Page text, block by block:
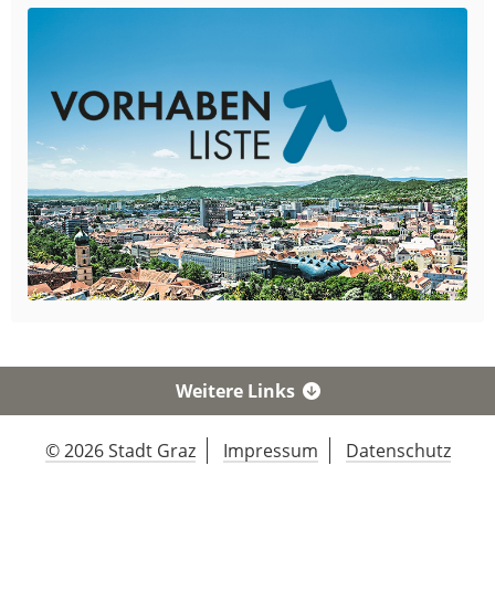
Weitere Links
© 2026 Stadt Graz Impressum Datenschutz